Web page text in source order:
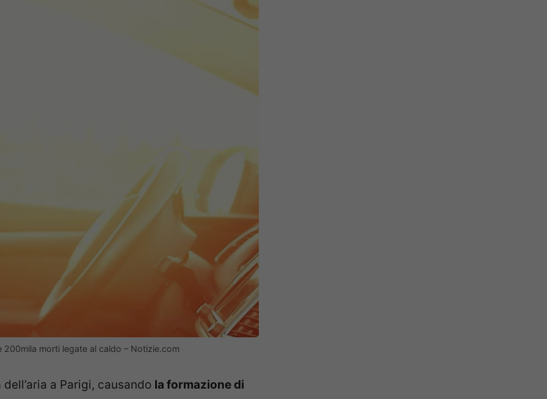
200mila morti legate al caldo – Notizie.com
a Parigi, causando la formazione di